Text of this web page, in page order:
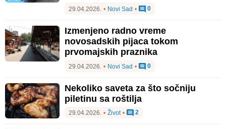
29.04.2026. • Novi Sad • 0
Izmenjeno radno vreme
novosadskih pijaca tokom
prvomajskih praznika
29.04.2026. • Novi Sad • 0
Nekoliko saveta za što sočniju
piletinu sa roštilja
29.04.2026. • Život • 2